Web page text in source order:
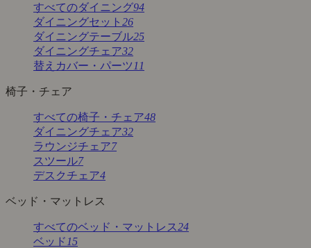
すべてのダイニング94
ダイニングセット 26
ダイニングテーブル25
ダイニングチェア32
替えカバー・パーツ 11
椅子・チェア
すべての椅子・チェア48
ダイニングチェア32
ラウンジチェア7
スツール7
デスクチェア4
ベッド・マットレス
すべてのベッド・マットレス24
ベッド 15